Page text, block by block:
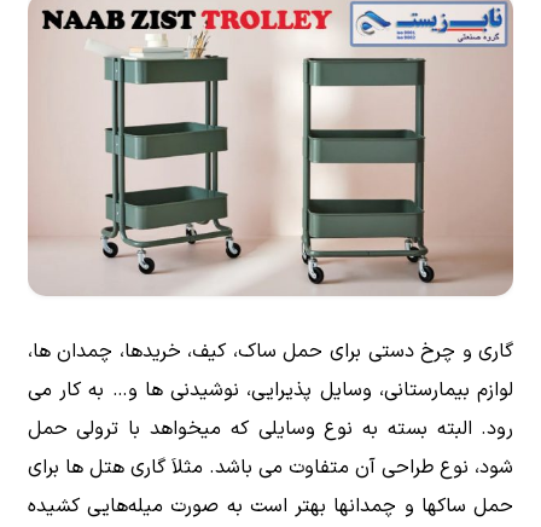
گاری و چرخ دستی برای حمل ساک، کیف، خریدها، چمدان ها،
لوازم بیمارستانی، وسایل پذیرایی، نوشیدنی ها و… به کار می
رود. البته بسته به نوع وسایلی که میخواهد با ترولی حمل
شود، نوع طراحی آن متفاوت می باشد. مثلاَ گاری هتل ها برای
حمل ساکها و چمدانها بهتر است به صورت میله‌هایی کشیده